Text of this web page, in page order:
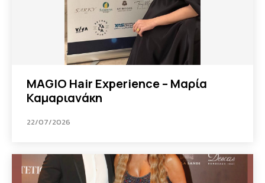
MAGIO Hair Experience – Μαρία
Καμαριανάκη
22/07/2026